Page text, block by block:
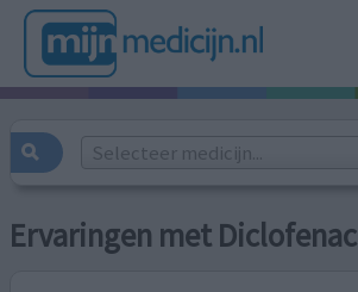
Selecteer medicijn...
Ervaringen met Diclofenac